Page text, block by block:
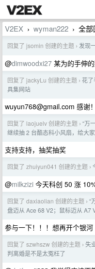
V2EX › wyman222 › 全部
回复了 jsomin 创建的主题 › 发现
@dimwoodxi27 某为的手伸的
回复了 jackyLu 创建的主题 › 花了
具集网站
wuyun768@gmail.com 感谢！
回复了 laojuelv 创建的主题 › “万
继续抽 2 台酷态科小风扇，给大
支持支持，抽奖抽奖
回复了 zhuiyun041 创建的主题 ›
@milkzizi 今天科创 50 涨
回复了 daxiaolian 创建的主题 › “
盘迈从 Ace 68 V2；鼠标迈从 A7
参与一下！！！想再开个银河
回复了 szwhszw 创建的主题 › 失
判离婚是不是太冤枉了